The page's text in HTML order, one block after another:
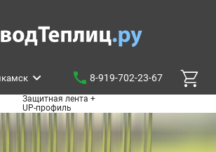
8-919-702-23-67
Защитная лента +
UP-профиль